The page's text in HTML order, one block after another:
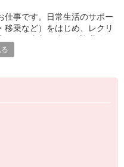
より利用可能
仕事です。日常生活のサポー
移乗など）をはじめ、レクリ
ながら、お客様の笑顔をつく
季節のイベント、ゲームなど
アを活かして「笑顔になれる
客様から「楽しかった」「ま
りがいのある仕事です。企画